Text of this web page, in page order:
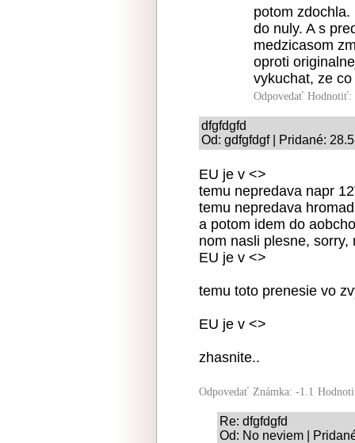
potom
do nuly. A s
medzicasom
oproti
vykuchat, ze
Odpovedať Hodnotiť:
dfgfdgfd
Od: gdfgfdgf | Pridané:
EU je v <>
temu nepredava napr
temu nepredava
a potom idem do
nom nasli plesne, sorry,
EU je v <>
temu toto prenesie vo
EU je v <>
zhasnite..
Odpovedať Známka: -1.1
Re: dfgfdgfd
Od: No neviem |